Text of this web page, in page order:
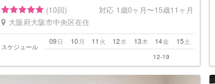
(10回) 対応 1歳0ヶ月〜15歳11ヶ月
大阪府大阪市中央区在住
スケジュール
日
09 月
10 火
11 水
12 木
13 金
14 土
15
12-19